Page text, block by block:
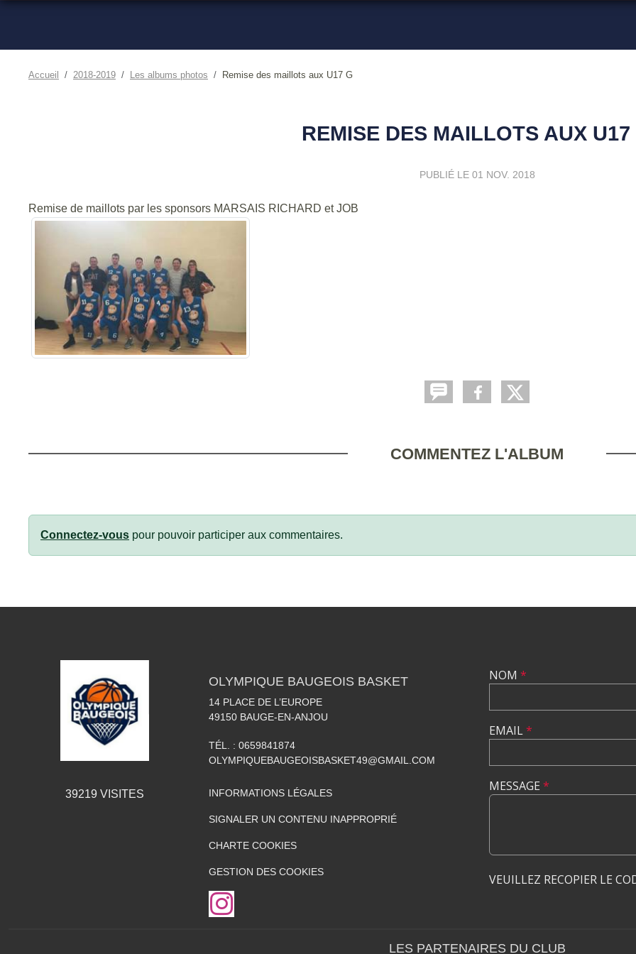
Accueil 2018-2019 Les albums photos Remise des maillots aux U17 G
REMISE DES MAILLOTS AUX U17
PUBLIÉ LE 01 NOV. 2018
Remise de maillots par les sponsors MARSAIS RICHARD et JOB
COMMENTEZ L'ALBUM
Connectez-vous pour pouvoir participer aux commentaires.
39219 VISITES
OLYMPIQUE BAUGEOIS BASKET
14 PLACE DE L’EUROPE
49150 BAUGE-EN-ANJOU
TÉL. : 0659841874
OLYMPIQUEBAUGEOISBASKET49@GMAIL.COM
INFORMATIONS LÉGALES
SIGNALER UN CONTENU INAPPROPRIÉ
CHARTE COOKIES
GESTION DES COOKIES
NOM *
EMAIL*
MESSAGE *
VEUILLEZ RECOPIER LE
LES PARTENAIRES DU CLUB